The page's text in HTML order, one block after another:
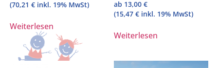
(70,21 € inkl. 19% MwSt)
Weiterlesen
ab 13,00 €
(15,47 € inkl. 19% MwSt)
Weiterlesen